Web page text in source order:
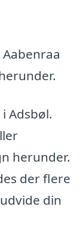
Adsbøl.
herunder.
der flere
din